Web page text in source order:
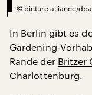
© picture alliance/
In Berlin gibt es
Gardening-
Rande der Britzer
Charlottenburg.